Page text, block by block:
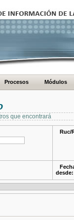
Procesos Módulos
que encontrará
Ruc/
desde: